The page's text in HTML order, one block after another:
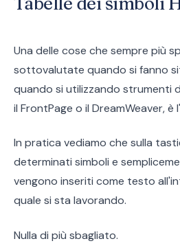
Una delle cose che sempre più
sottovalutate quando si fanno
quando si utilizzando strumenti
il FrontPage o il DreamWeaver, è
In pratica vediamo che sulla
determinati simboli e
vengono inseriti come testo
quale si sta lavorando.
Nulla di più sbagliato.